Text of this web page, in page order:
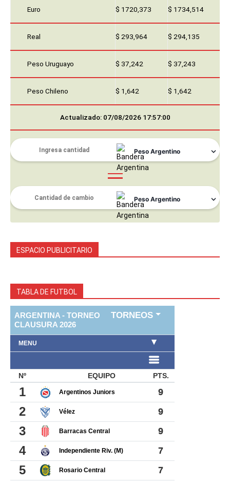
Euro $ 1720,373 $ 1734,514
Real $ 293,964 $ 294,135
Peso Uruguayo $ 37,242 $ 37,243
Peso Chileno $ 1,642 $ 1,642
Actualizado: 07/08/2026 17:57:00
ESPACIO PUBLICITARIO
TABLA DE FUTBOL